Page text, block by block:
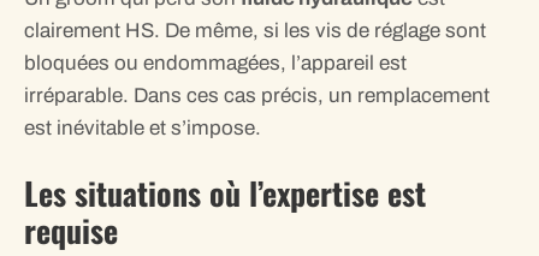
clairement HS. De même, si les vis de réglage sont
bloquées ou endommagées, l’appareil est
irréparable. Dans ces cas précis, un remplacement
est inévitable et s’impose.
Les situations où l’expertise est
requise